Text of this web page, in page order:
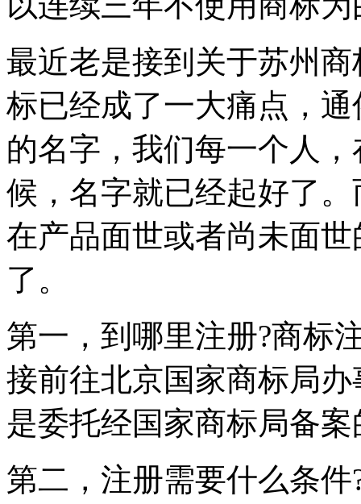
最近老是接到关于苏州
标已经成了一大痛点，
的名字，我们每一个人
候，名字就已经起好了
在产品面世或者尚未面
了。
第一，到哪里注册?商标
接前往北京国家商标局
是委托经国家商标局备
第二，注册需要什么条